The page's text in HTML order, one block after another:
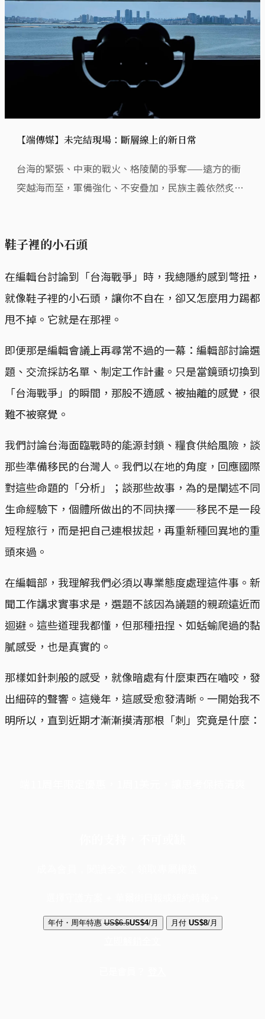
【端傳媒】未完結現場：斷層線上的新日常
台海的緊張、中東的戰火、格陵蘭的爭奪——遠方的衝
突越海而至，軍備強化、不安疊加，民族主義依然炙
鞋子裡的小石頭
在編輯台討論到「台海戰爭」時，我總隱約感到彆扭，
就像鞋子裡的小石頭，讓你不自在，卻又怎麼用力踢都
甩不掉。它就是在那裡。
即便那是編輯會議上再尋常不過的一幕：編輯部討論選
題、交流採訪名單、制定工作計畫。只是當鏡頭切換到
「台海戰爭」的瞬間，那股不適感、被抽離的感覺，很
難不被察覺。
我們討論台海面臨戰時的能源封鎖、糧食供給風險，談
那些準備移民的台灣人。我們以在地的角度，回應國際
對這些命題的「分析」；談那些故事，為的是闡述不同
生命經驗下，個體所做出的不同抉擇——移民不是一段
短程旅行，而是把自己連根拔起，再重新種回異地的重
頭來過。
在編輯部，我理解我們必須以專業態度處理這件事。新
聞工作講求實事求是，選題不該因為議題的親疏遠近而
迴避。這些道理我都懂，但那種扭捏、如蛞蝓爬過的黏
膩感受，也是真實的。
那樣如針刺般的感受，就像暗處有什麼東西在嚙咬，發
出細碎的聲響。這幾年，這感受愈發清晰。一開始我不
明所以，直到近期才漸漸摸清那根「刺」究竟是什麼：
年付・周年特惠 US$6.5US$4/月 月付 US$8/月